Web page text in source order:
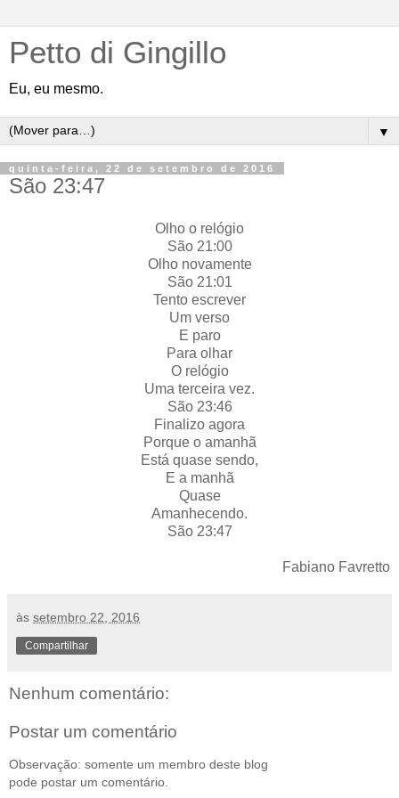
Petto di Gingillo
Eu, eu mesmo.
▼
quinta-feira, 22 de setembro de 2016
São 23:47
Olho o relógio
São 21:00
Olho novamente
São 21:01
Tento escrever
Um verso
E paro
Para olhar
O relógio
Uma terceira vez.
São 23:46
Finalizo agora
Porque o amanhã
Está quase sendo,
E a manhã
Quase
Amanhecendo.
São 23:47
Fabiano Favretto
às setembro 22, 2016
Compartilhar
Nenhum comentário:
Postar um comentário
Observação: somente um membro deste blog
pode postar um comentário.